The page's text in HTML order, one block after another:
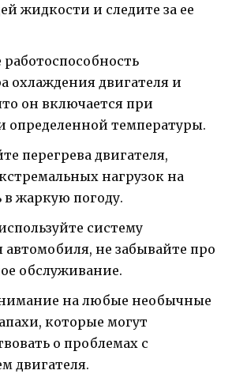
жидкости и следите за ее
охлаждения двигателя и
он включается при
определенной температуры.
перегрева двигателя,
нагрузок на
в жаркую погоду.
систему
автомобиля, не забывайте про
обслуживание.
на любые необычные
которые могут
о проблемах с
двигателя.